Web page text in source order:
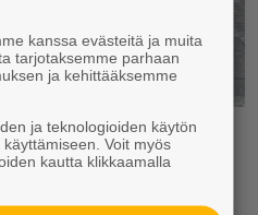
jatkuu myös
kanssa evästeitä ja muita
tarjotaksemme parhaan
ja kehittääksemme
ja teknologioiden käytön
Voit myös
kautta klikkaamalla